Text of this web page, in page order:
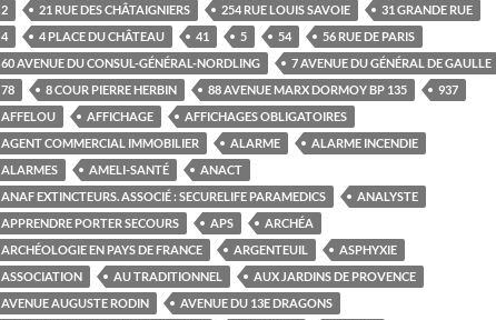
2
21 RUE DES CHÂTAIGNIERS 254 RUE LOUIS SAVOIE
31 GRANDE RUE
4
4 PLACE DU CHÂTEAU 41 5 54
56 RUE DE PARIS
60 AVENUE DU CONSUL-GÉNÉRAL-NORDLING
7 AVENUE DU GÉNÉRAL DE GAULLE
78
8 COUR PIERRE HERBIN 88 AVENUE MARX DORMOY BP 135
937
AFFELOU
AFFICHAGE
AFFICHAGES OBLIGATOIRES
AGENT COMMERCIAL IMMOBILIER
ALARME
ALARME INCENDIE
ALARMES
AMELI-SANTÉ
ANACT
ANAF EXTINCTEURS. ASSOCIÉ : SECURELIFE PARAMEDICS
ANALYSTE
APPRENDRE PORTER SECOURS
APS
ARCHÉA
ARCHÉOLOGIE EN PAYS DE FRANCE
ARGENTEUIL
ASPHYXIE
ASSOCIATION
AU TRADITIONNEL
AUX JARDINS DE PROVENCE
AVENUE AUGUSTE RODIN
AVENUE DU 13E DRAGONS